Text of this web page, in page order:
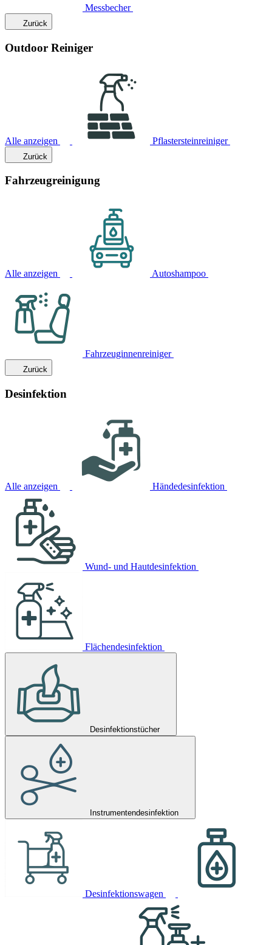
Messbecher
Zurück
Outdoor Reiniger
Alle anzeigen Pflastersteinreiniger
Zurück
Fahrzeugreinigung
Alle anzeigen Autoshampoo
Fahrzeuginnenreiniger
Zurück
Desinfektion
Alle anzeigen Händedesinfektion
Wund- und Hautdesinfektion
Flächendesinfektion
Desinfektionstücher
Instrumentendesinfektion
Desinfektionswagen